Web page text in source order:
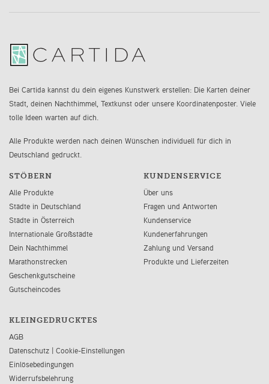
Bei Cartida kannst du dein eigenes Kunstwerk erstellen: Die Karten deiner
Stadt, deinen Nachthimmel, Textkunst oder unsere Koordinatenposter. Viele
tolle Ideen warten auf dich.
Alle Produkte werden nach deinen Wünschen individuell für dich in
Deutschland gedruckt.
STÖBERN
Alle Produkte
Städte in Deutschland
Städte in Österreich
Internationale Großstädte
Dein Nachthimmel
Marathonstrecken
Geschenkgutscheine
Gutscheincodes
KUNDENSERVICE
Über uns
Fragen und Antworten
Kundenservice
Kundenerfahrungen
Zahlung und Versand
Produkte und Lieferzeiten
KLEINGEDRUCKTES
AGB
Datenschutz | Cookie-Einstellungen
Einlösebedingungen
Widerrufsbelehrung